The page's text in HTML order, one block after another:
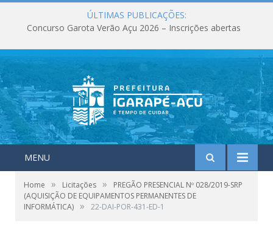
ÚLTIMAS PUBLICAÇÕES:
Concurso Garota Verão Açu 2026 – Inscrições abertas
MENU
Home » Licitações »
PREGÃO PRESENCIAL Nº 028/2019-SRP
(AQUISIÇÃO DE EQUIPAMENTOS PERMANENTES DE
INFORMÁTICA) » 22-DAI-POR-431-ED-1